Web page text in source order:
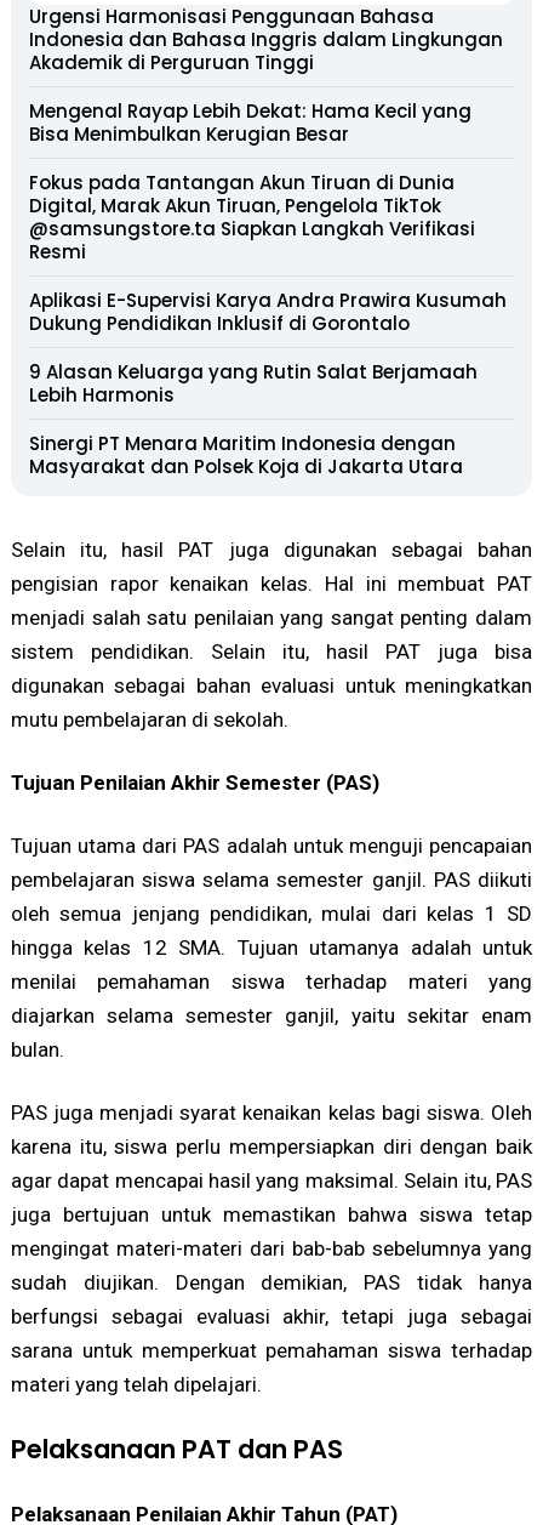
Urgensi Harmonisasi Penggunaan Bahasa
Indonesia dan Bahasa Inggris dalam Lingkungan
Akademik di Perguruan Tinggi
Mengenal Rayap Lebih Dekat: Hama Kecil yang
Bisa Menimbulkan Kerugian Besar
Fokus pada Tantangan Akun Tiruan di Dunia
Digital, Marak Akun Tiruan, Pengelola TikTok
@samsungstore.ta Siapkan Langkah Verifikasi
Resmi
Aplikasi E-Supervisi Karya Andra Prawira Kusumah
Dukung Pendidikan Inklusif di Gorontalo
9 Alasan Keluarga yang Rutin Salat Berjamaah
Lebih Harmonis
Sinergi PT Menara Maritim Indonesia dengan
Masyarakat dan Polsek Koja di Jakarta Utara
Selain itu, hasil PAT juga digunakan sebagai bahan
pengisian rapor kenaikan kelas. Hal ini membuat PAT
menjadi salah satu penilaian yang sangat penting dalam
sistem pendidikan. Selain itu, hasil PAT juga bisa
digunakan sebagai bahan evaluasi untuk meningkatkan
mutu pembelajaran di sekolah.
Tujuan Penilaian Akhir Semester (PAS)
Tujuan utama dari PAS adalah untuk menguji pencapaian
pembelajaran siswa selama semester ganjil. PAS diikuti
oleh semua jenjang pendidikan, mulai dari kelas 1 SD
hingga kelas 12 SMA. Tujuan utamanya adalah untuk
menilai pemahaman siswa terhadap materi yang
diajarkan selama semester ganjil, yaitu sekitar enam
bulan.
PAS juga menjadi syarat kenaikan kelas bagi siswa. Oleh
karena itu, siswa perlu mempersiapkan diri dengan baik
agar dapat mencapai hasil yang maksimal. Selain itu, PAS
juga bertujuan untuk memastikan bahwa siswa tetap
mengingat materi-materi dari bab-bab sebelumnya yang
sudah diujikan. Dengan demikian, PAS tidak hanya
berfungsi sebagai evaluasi akhir, tetapi juga sebagai
sarana untuk memperkuat pemahaman siswa terhadap
materi yang telah dipelajari.
Pelaksanaan PAT dan PAS
Pelaksanaan Penilaian Akhir Tahun (PAT)